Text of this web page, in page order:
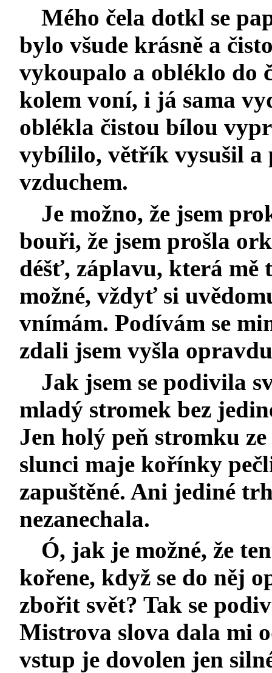
Mého čela dotkl se
bylo všude krásně a
vykoupalo a obléklo do
kolem voní, i já sama
oblékla čistou bílou
vybílilo, větřík vysušil a
vzduchem.
Je možno, že jsem
bouři, že jsem prošla
déšť, záplavu, která
možné, vždyť si
vnímám. Podívám se
zdali jsem vyšla
Jak jsem se podivila
mladý stromek bez
Jen holý peň stromku
slunci maje kořínky
zapuštěné. Ani jediné
nezanechala.
Ó, jak je možné, že
kořene, když se do něj
zbořit svět? Tak se
Mistrova slova dala mi
vstup je dovolen jen